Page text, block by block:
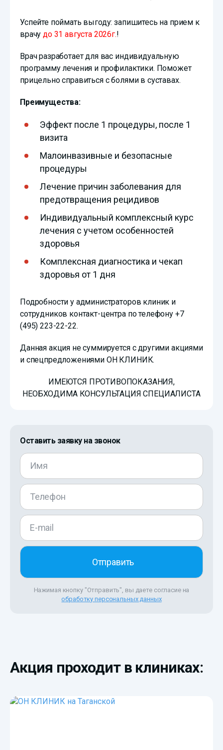
Успейте поймать выгоду: запишитесь на прием к
врачудо 31 августа 2026г.!
Врач разработает для вас индивидуальную
программу лечения и профилактики. Поможет
прицельно справиться с болями в суставах.
Преимущества:
Эффект после 1 процедуры, после 1
визита
Малоинвазивные и безопасные
процедуры
Лечение причин заболевания для
предотвращения рецидивов
Индивидуальный комплексный курс
лечения с учетом особенностей
здоровья
Комплексная диагностика и чекап
здоровья от 1 дня
Подробности у администраторов клиник и
сотрудников контакт-центра по телефону +7
(495) 223-22-22.
Данная акция не суммируется с другими акциями
и спецпредложениями ОН КЛИНИК.
ИМЕЮТСЯ ПРОТИВОПОКАЗАНИЯ,
НЕОБХОДИМА КОНСУЛЬТАЦИЯ СПЕЦИАЛИСТА
Оставить заявку на звонок
Нажимая кнопку "Отправить", вы даете согласие на
обработку персональных данных
Акция проходит в клиниках: